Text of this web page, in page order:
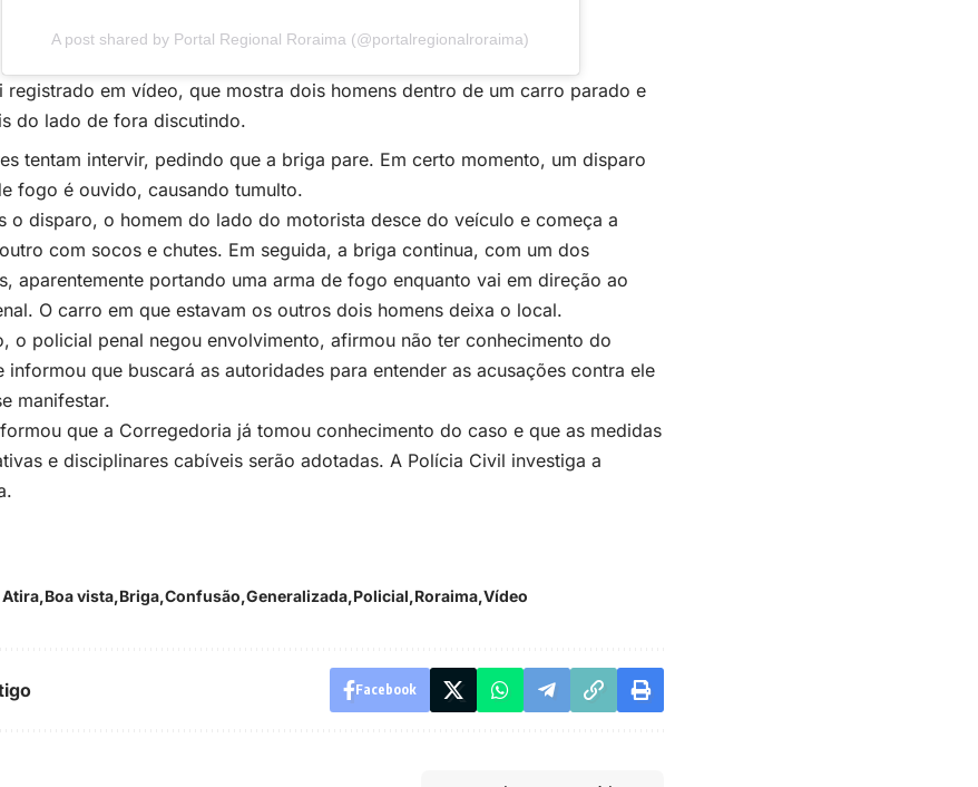
A post shared by Portal Regional Roraima (@portalregionalroraima)
registrado em vídeo, que mostra dois homens dentro de um carro parado e
do lado de fora discutindo.
tentam intervir, pedindo que a briga pare. Em certo momento, um disparo
fogo é ouvido, causando tumulto.
o disparo, o homem do lado do motorista desce do veículo e começa a
com socos e chutes. Em seguida, a briga continua, com um dos
aparentemente portando uma arma de fogo enquanto vai em direção ao
O carro em que estavam os outros dois homens deixa o local.
o policial penal negou envolvimento, afirmou não ter conhecimento do
informou que buscará as autoridades para entender as acusações contra ele
manifestar.
que a Corregedoria já tomou conhecimento do caso e que as medidas
e disciplinares cabíveis serão adotadas. A Polícia Civil investiga a
Atira Boa vista Briga Confusão Generalizada Policial Roraima Vídeo
Facebook